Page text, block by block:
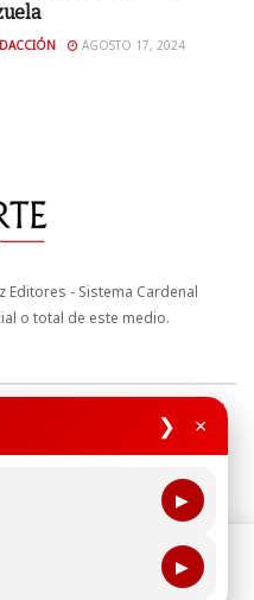
❯ ×
▶
▶
AGOSTO 17, 2024
- Sistema Cardenal
o total de este medio.
de Autor y Propiedad Intelectual
de Tratamiento de Datos
mejorar tu experiencia de
nuestra política de uso de